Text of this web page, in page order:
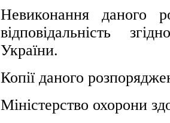
Невиконання даного
відповідальність
України.
Копії даного
Міністерство охорони